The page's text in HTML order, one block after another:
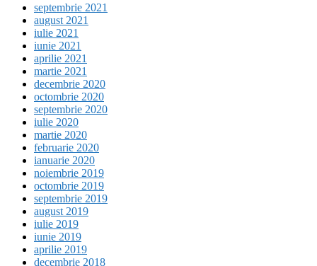
septembrie 2021
august 2021
iulie 2021
iunie 2021
aprilie 2021
martie 2021
decembrie 2020
octombrie 2020
septembrie 2020
iulie 2020
martie 2020
februarie 2020
ianuarie 2020
noiembrie 2019
octombrie 2019
septembrie 2019
august 2019
iulie 2019
iunie 2019
aprilie 2019
decembrie 2018